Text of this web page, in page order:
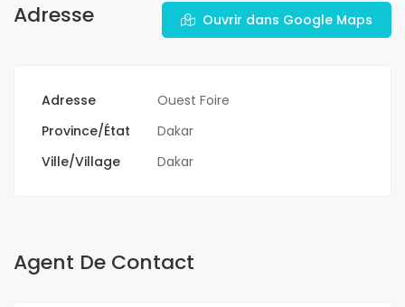
Adresse Ouvrir dans Google Maps
Adresse
Ouest Foire
Province/État
Dakar
Ville/Village
Dakar
Agent De Contact